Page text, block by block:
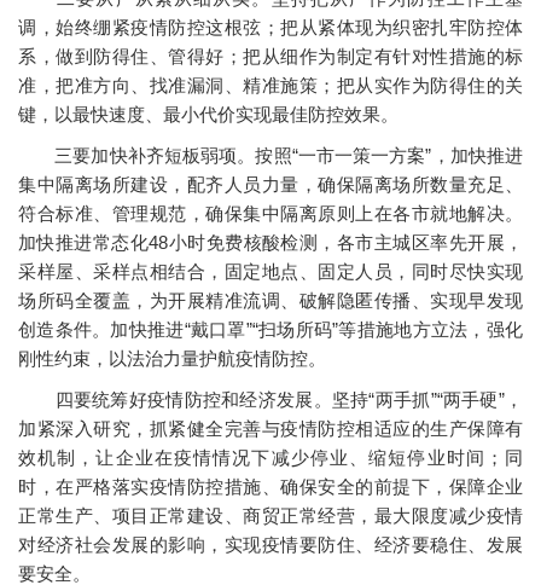
调，始终绷紧疫情防控这根弦；把从紧体现为织密扎牢防控体
系，做到防得住、管得好；把从细作为制定有针对性措施的标
准，把准方向、找准漏洞、精准施策；把从实作为防得住的关
键，以最快速度、最小代价实现最佳防控效果。
三要加快补齐短板弱项。按照“一市一策一方案”，加快推进
集中隔离场所建设，配齐人员力量，确保隔离场所数量充足、
符合标准、管理规范，确保集中隔离原则上在各市就地解决。
加快推进常态化48小时免费核酸检测，各市主城区率先开展，
采样屋、采样点相结合，固定地点、固定人员，同时尽快实现
场所码全覆盖，为开展精准流调、破解隐匿传播、实现早发现
创造条件。加快推进“戴口罩”“扫场所码”等措施地方立法，强化
刚性约束，以法治力量护航疫情防控。
四要统筹好疫情防控和经济发展。坚持“两手抓”“两手硬”，
加紧深入研究，抓紧健全完善与疫情防控相适应的生产保障有
效机制，让企业在疫情情况下减少停业、缩短停业时间；同
时，在严格落实疫情防控措施、确保安全的前提下，保障企业
正常生产、项目正常建设、商贸正常经营，最大限度减少疫情
对经济社会发展的影响，实现疫情要防住、经济要稳住、发展
要安全。